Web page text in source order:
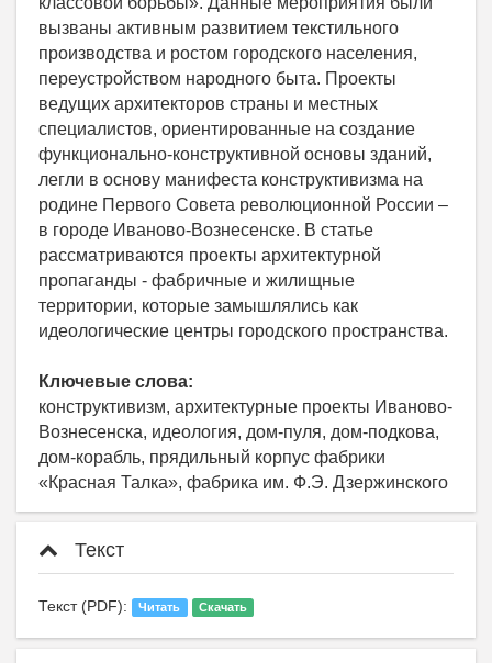
вызваны активным развитием текстильного
производства и ростом городского населения,
переустройством народного быта. Проекты
ведущих архитекторов страны и местных
специалистов, ориентированные на создание
функционально-конструктивной основы зданий,
легли в основу манифеста конструктивизма на
родине Первого Совета революционной России –
в городе Иваново-Вознесенске. В статье
рассматриваются проекты архитектурной
пропаганды - фабричные и жилищные
территории, которые замышлялись как
идеологические центры городского пространства.
Ключевые слова:
конструктивизм, архитектурные проекты Иваново-
Вознесенска, идеология, дом-пуля, дом-подкова,
дом-корабль, прядильный корпус фабрики
«Красная Талка», фабрика им. Ф.Э. Дзержинского
Текст
Текст (PDF): Читать Скачать